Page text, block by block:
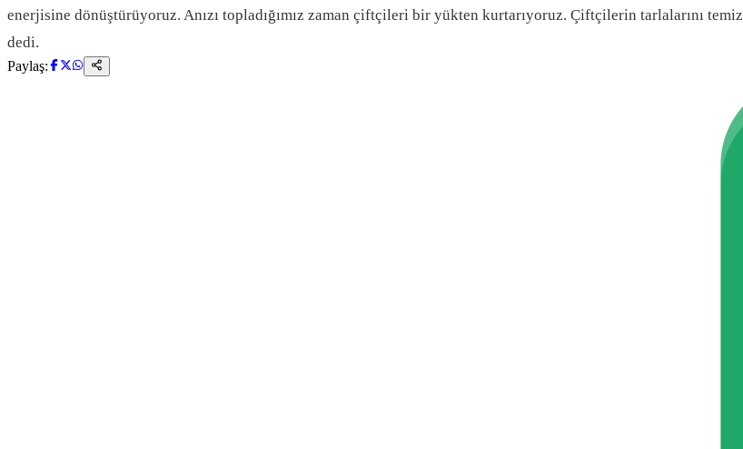
enerjisine dönüştürüyoruz. Anızı topladığımız zaman çiftçileri bir yükten kurtarıyoruz. Çiftçilerin tarlalarını
dedi.
Paylaş: